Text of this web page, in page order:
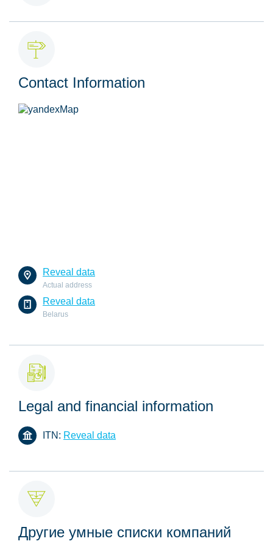
Contact Information
Reveal data
Actual address
Reveal data
Belarus
Legal and financial information
ITN: Reveal data
Другие умные списки компаний